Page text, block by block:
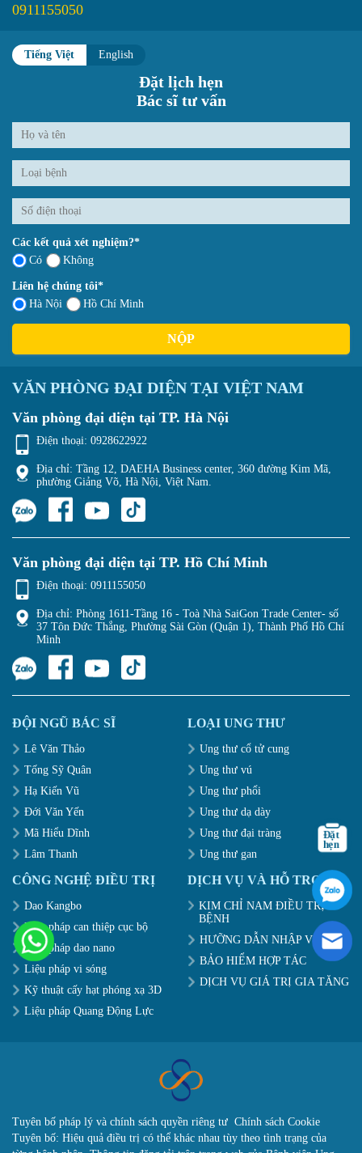
0911155050
Tiếng Việt English
Đặt lịch hẹn
Bác sĩ tư vấn
Các kết quả xét nghiệm?*
Có
Không
Liên hệ chúng tôi*
Hà Nội
Hồ Chí Minh
NỘP
VĂN PHÒNG ĐẠI DIỆN TẠI VIỆT NAM
Văn phòng đại diện tại TP. Hà Nội
Điện thoại: 0928622922
Địa chỉ: Tầng 12, DAEHA Business center, 360 đường Kim Mã,
phường Giảng Võ, Hà Nội, Việt Nam.
Văn phòng đại diện tại TP. Hồ Chí Minh
Điện thoại: 0911155050
Địa chỉ: Phòng 1611-Tầng 16 - Toà Nhà SaiGon Trade Center- số
37 Tôn Đức Thắng, Phường Sài Gòn (Quận 1), Thành Phố Hồ Chí
Minh
ĐỘI NGŨ BÁC SĨ
Lê Văn Thảo
Tống Sỹ Quân
Hạ Kiến Vũ
Đới Văn Yến
Mã Hiểu Dĩnh
Lâm Thanh
LOẠI UNG THƯ
Ung thư cổ tử cung
Ung thư vú
Ung thư phổi
Ung thư dạ dày
Ung thư đại tràng
Ung thư gan
CÔNG NGHỆ ĐIỀU TRỊ
Dao Kangbo
Liệu pháp can thiệp cục bộ
Liệu pháp dao nano
Liệu pháp vi sóng
Kỹ thuật cấy hạt phóng xạ 3D
Liệu pháp Quang Động Lực
DỊCH VỤ VÀ HỖ TRỢ
KIM CHỈ NAM ĐIỀU TRỊ
BỆNH
HƯỠNG DẪN NHẬP VIỆN
BẢO HIỂM HỢP TÁC
DỊCH VỤ GIÁ TRỊ GIA TĂNG
Tuyên bố pháp lý và chính sách quyền riêng tư Chính sách Cookie
Tuyên bố: Hiệu quả điều trị có thể khác nhau tùy theo tình trạng của